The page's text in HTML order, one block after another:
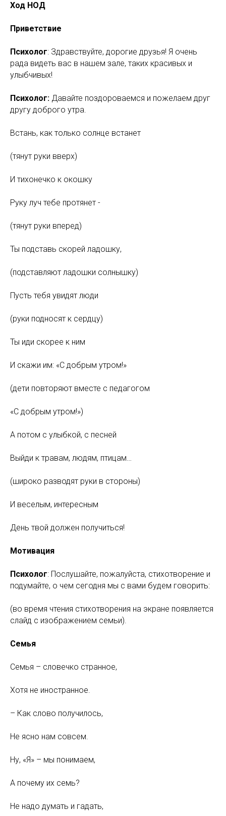
Ход НОД
Приветствие
Психолог: Здравствуйте, дорогие друзья! Я очень
рада видеть вас в нашем зале, таких красивых и
улыбчивых!
Психолог: Давайте поздороваемся и пожелаем друг
другу доброго утра.
Встань, как только солнце встанет
(тянут руки вверх)
И тихонечко к окошку
Руку луч тебе протянет -
(тянут руки вперед)
Ты подставь скорей ладошку,
(подставляют ладошки солнышку)
Пусть тебя увидят люди
(руки подносят к сердцу)
Ты иди скорее к ним
И скажи им: «С добрым утром!»
(дети повторяют вместе с педагогом
«С добрым утром!»)
А потом с улыбкой, с песней
Выйди к травам, людям, птицам…
(широко разводят руки в стороны)
И веселым, интересным
День твой должен получиться!
Мотивация
Психолог: Послушайте, пожалуйста, стихотворение и
подумайте, о чем сегодня мы с вами будем говорить:
(во время чтения стихотворения на экране появляется
слайд с изображением семьи).
Семья
Семья – словечко странное,
Хотя не иностранное.
– Как слово получилось,
Не ясно нам совсем.
Ну, «Я» – мы понимаем,
А почему их семь?
Не надо думать и гадать,